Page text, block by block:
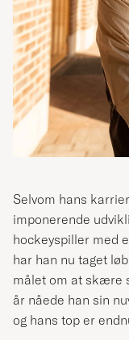
Selvom hans
imponerende
hockeyspiller med
har han nu taget
målet om at skære
år nåede han sin
og hans top er